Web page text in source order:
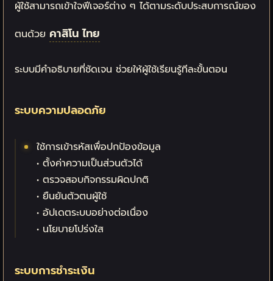
ผู้ใช้สามารถเข้าใจฟีเจอร์ต่าง ๆ ได้ตามระดับประสบการณ์ของ
ตนด้วย คาสิโน ไทย
ระบบมีคำอธิบายที่ชัดเจน ช่วยให้ผู้ใช้เรียนรู้ทีละขั้นตอน
ระบบความปลอดภัย
ใช้การเข้ารหัสเพื่อปกป้องข้อมูล
• ตั้งค่าความเป็นส่วนตัวได้
• ตรวจสอบกิจกรรมผิดปกติ
• ยืนยันตัวตนผู้ใช้
• อัปเดตระบบอย่างต่อเนื่อง
• นโยบายโปร่งใส
ระบบการชำระเงิน